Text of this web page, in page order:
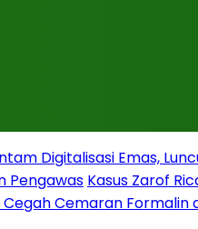
Digitalisasi Emas,
Pengawas Kasus Zarof
Cemaran Formalin